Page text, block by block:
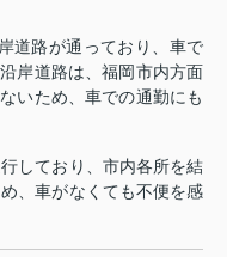
道路が通っており、車で
岸道路は、福岡市内方面
いため、車での通勤にも
しており、市内各所を結
、車がなくても不便を感